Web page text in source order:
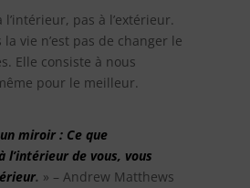
pas à l’extérieur.
vie n’est pas de changer le
Elle consiste à nous
pour le meilleur.
miroir : Ce que
l’intérieur de vous, vous
. » – Andrew Matthews